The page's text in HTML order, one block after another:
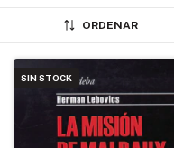
ORDENAR
SIN STOCK